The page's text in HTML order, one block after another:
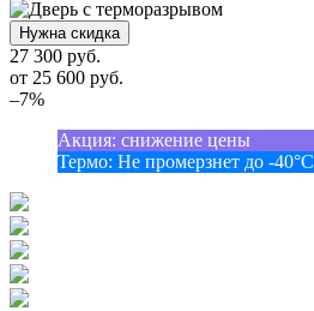
Нужна скидка
27 300 руб.
от 25 600 руб.
–7%
Акция: снижение цены
Термо: Не промерзнет до -40°С